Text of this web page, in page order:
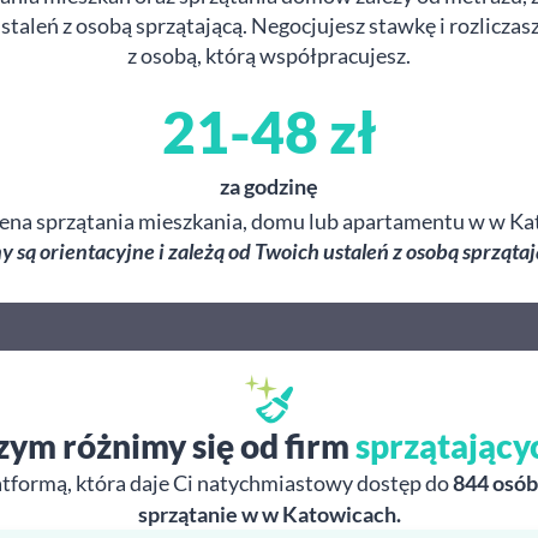
z osobą sprzątającą. Negocjujesz stawkę i
z osobą, którą współpracujesz.
21-48 zł
za godzinę
sprzątania mieszkania, domu lub apartamentu w w
są orientacyjne i zależą od Twoich ustaleń z osobą
różnimy się od firm
która daje Ci natychmiastowy dostęp do844
sprzątanie w w Katowicach.